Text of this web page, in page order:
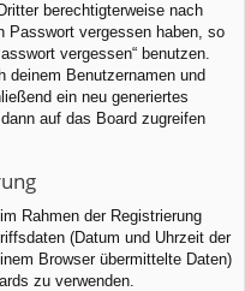
berechtigterweise nach
Passwort vergessen haben, so
vergessen“ benutzen.
deinem Benutzernamen und
ein neu generiertes
auf das Board zugreifen
Rahmen der Registrierung
(Datum und Uhrzeit der
Browser übermittelte Daten)
zu verwenden.